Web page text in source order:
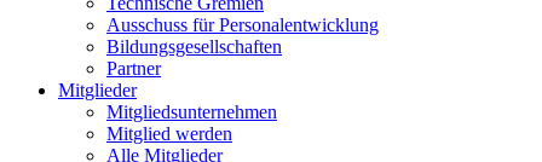
Ausschuss für Personalentwicklung
Bildungsgesellschaften
Partner
Mitglieder
Mitgliedsunternehmen
Mitglied werden
Alle Mitglieder